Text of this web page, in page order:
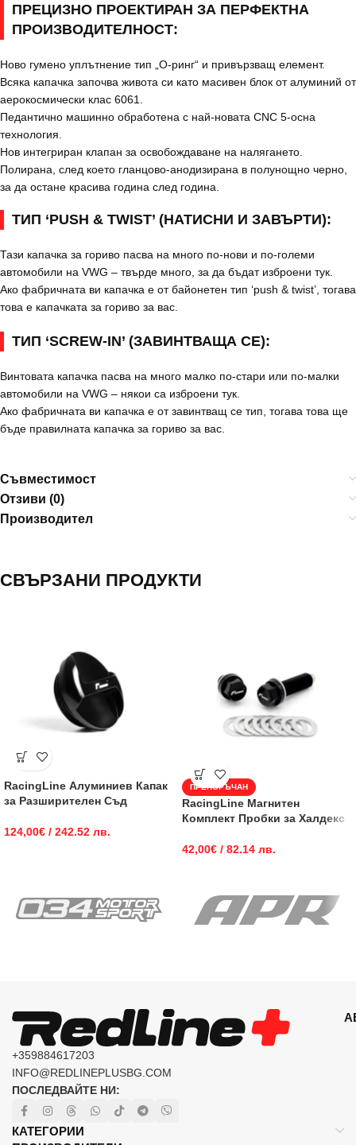
ПРЕЦИЗНО ПРОЕКТИРАН ЗА ПЕРФЕКТНА
ПРОИЗВОДИТЕЛНОСТ:
Ново гумено уплътнение тип „О-ринг“ и привързващ елемент.
Всяка капачка започва живота си като масивен блок от алуминий от
аерокосмически клас 6061.
Педантично машинно обработена с най-новата CNC 5-осна
технология.
Нов интегриран клапан за освобождаване на налягането.
Полирана, след което гланцово-анодизирана в полунощно черно,
за да остане красива година след година.
ТИП ‘PUSH & TWIST’ (НАТИСНИ И ЗАВЪРТИ):
Тази капачка за гориво пасва на много по-нови и по-големи
автомобили на VWG – твърде много, за да бъдат изброени тук.
Ако фабричната ви капачка е от байонетен тип ‘push & twist’, тогава
това е капачката за гориво за вас.
ТИП ‘SCREW-IN’ (ЗАВИНТВАЩА СЕ):
Винтовата капачка пасва на много малко по-стари или по-малки
автомобили на VWG – някои са изброени тук.
Ако фабричната ви капачка е от завинтващ се тип, тогава това ще
бъде правилната капачка за гориво за вас.
Съвместимост
Отзиви (0)
Производител
СВЪРЗАНИ ПРОДУКТИ
RacingLine Алуминиев Капак
за Разширителен Съд
124,00€ / 242.52 лв.
ПРЕПОРЪЧАН
RacingLine Магнитен
Комплект Пробки за Халдекс
42,00€ / 82.14 лв.
+359884617203
INFO@REDLINEPLUSBG.COM
ПОСЛЕДВАЙТЕ НИ:
КАТЕГОРИИ